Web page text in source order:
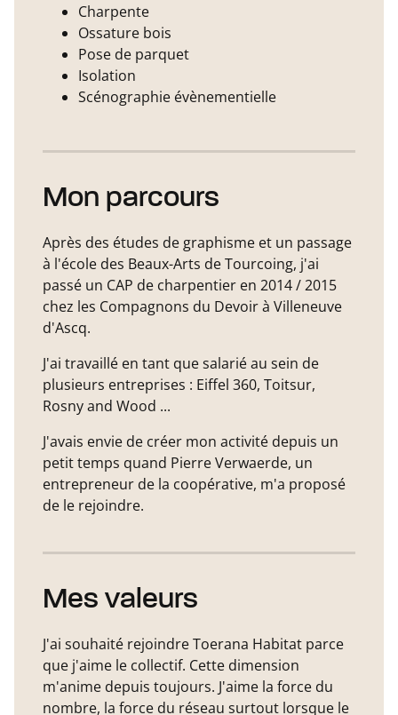
Charpente
Ossature bois
Pose de parquet
Isolation
Scénographie évènementielle
Mon parcours
Après des études de graphisme et un passage
à l'école des Beaux-Arts de Tourcoing, j'ai
passé un CAP de charpentier en 2014 / 2015
chez les Compagnons du Devoir à Villeneuve
d'Ascq.
J'ai travaillé en tant que salarié au sein de
plusieurs entreprises : Eiffel 360, Toitsur,
Rosny and Wood ...
J'avais envie de créer mon activité depuis un
petit temps quand Pierre Verwaerde, un
entrepreneur de la coopérative, m'a proposé
de le rejoindre.
Mes valeurs
J'ai souhaité rejoindre Toerana Habitat parce
que j'aime le collectif. Cette dimension
m'anime depuis toujours. J'aime la force du
nombre, la force du réseau surtout lorsque le